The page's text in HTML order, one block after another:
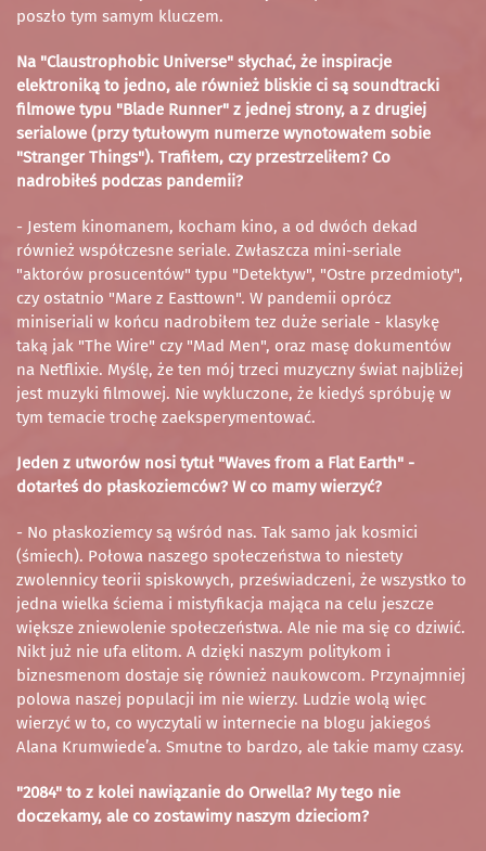
poszło tym samym kluczem.
Na "Claustrophobic Universe" słychać, że inspiracje
elektroniką to jedno, ale również bliskie ci są soundtracki
filmowe typu "Blade Runner" z jednej strony, a z drugiej
serialowe (przy tytułowym numerze wynotowałem sobie
"Stranger Things"). Trafiłem, czy przestrzeliłem? Co
nadrobiłeś podczas pandemii?
- Jestem kinomanem, kocham kino, a od dwóch dekad
również współczesne seriale. Zwłaszcza mini-seriale
"aktorów prosucentów" typu "Detektyw", "Ostre przedmioty",
czy ostatnio "Mare z Easttown". W pandemii oprócz
miniseriali w końcu nadrobiłem tez duże seriale - klasykę
taką jak "The Wire" czy "Mad Men", oraz masę dokumentów
na Netflixie. Myślę, że ten mój trzeci muzyczny świat najbliżej
jest muzyki filmowej. Nie wykluczone, że kiedyś spróbuję w
tym temacie trochę zaeksperymentować.
Jeden z utworów nosi tytuł "Waves from a Flat Earth" -
dotarłeś do płaskoziemców? W co mamy wierzyć?
- No płaskoziemcy są wśród nas. Tak samo jak kosmici
(śmiech). Połowa naszego społeczeństwa to niestety
zwolennicy teorii spiskowych, przeświadczeni, że wszystko to
jedna wielka ściema i mistyfikacja mająca na celu jeszcze
większe zniewolenie społeczeństwa. Ale nie ma się co dziwić.
Nikt już nie ufa elitom. A dzięki naszym politykom i
biznesmenom dostaje się również naukowcom. Przynajmniej
polowa naszej populacji im nie wierzy. Ludzie wolą więc
wierzyć w to, co wyczytali w internecie na blogu jakiegoś
Alana Krumwiede’a. Smutne to bardzo, ale takie mamy czasy.
"2084" to z kolei nawiązanie do Orwella? My tego nie
doczekamy, ale co zostawimy naszym dzieciom?